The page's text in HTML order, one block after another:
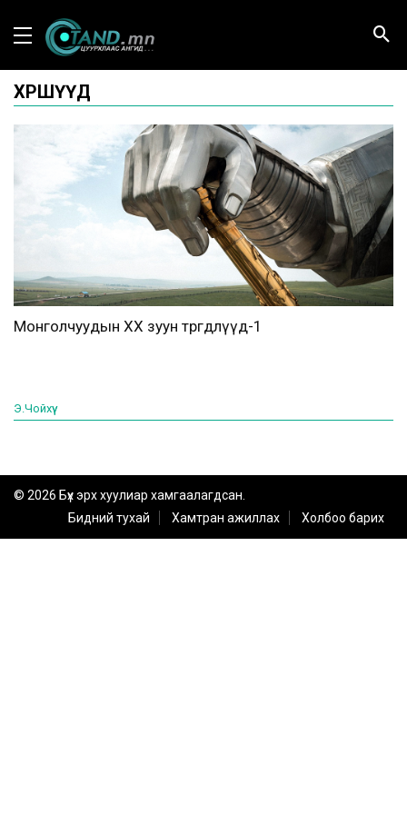
ХӨРШҮҮД
Монголчуудын XX зуун төөрөгдлүүд-1
Э.Чойхүү
© 2026 Бүх эрх хуулиар хамгаалагдсан.
Бидний тухай
Хамтран ажиллах Холбоо барих